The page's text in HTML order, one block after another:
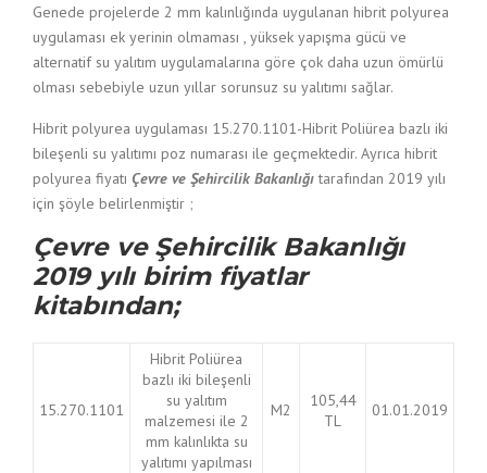
Genede projelerde 2 mm kalınlığında uygulanan hibrit polyurea
uygulaması ek yerinin olmaması , yüksek yapışma gücü ve
alternatif su yalıtım uygulamalarına göre çok daha uzun ömürlü
olması sebebiyle uzun yıllar sorunsuz su yalıtımı sağlar.
Hibrit polyurea uygulaması 15.270.1101-Hibrit Poliürea bazlı iki
bileşenli su yalıtımı poz numarası ile geçmektedir. Ayrıca hibrit
polyurea fiyatı Çevre ve Şehircilik Bakanlığıtarafından 2019 yılı
için şöyle belirlenmiştir ;
Çevre ve Şehircilik Bakanlığı
2019 yılı birim fiyatlar
kitabından;
15.270.1101
Hibrit Poliürea
bazlı iki bileşenli
su yalıtım
malzemesi ile 2
mm kalınlıkta su
yalıtımı yapılması
M2
105,44
TL
01.01.2019